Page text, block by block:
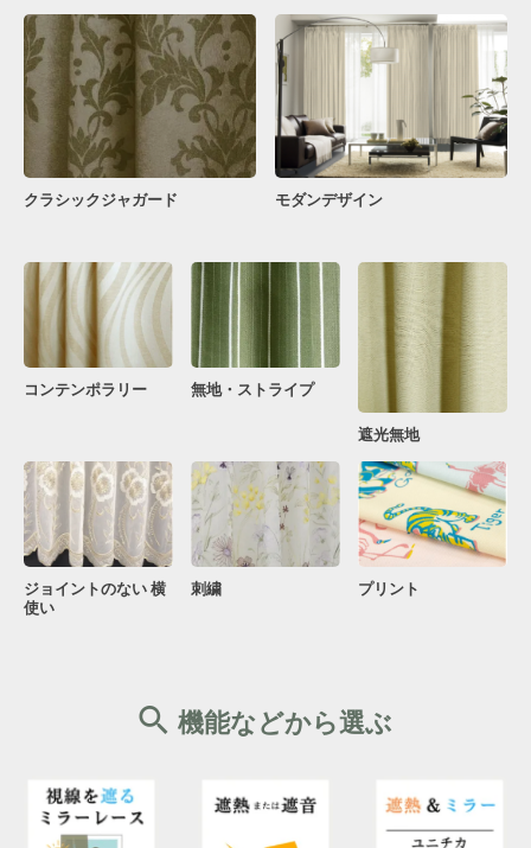
クラシックジャガード モダンデザイン
コンテンポラリー 無地・ストライプ
遮光無地
ジョイントのない 横
使い
刺繍 プリント
機能などから選ぶ